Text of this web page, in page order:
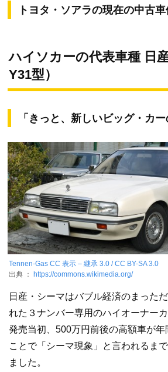
トヨタ・ソアラの現在の中古
ハイソカーの代表車種 日
Y31型）
「きっと、新しいビッグ・カー
Tennen-Gas CC 表示 – 継承 3.0 / CC BY-SA 3.0
出典 ：
https://commons.wikimedia.org/
日産・シーマはバブル経済のまった
れた３ナンバー専用のハイオーナーカ
発売当初、500万円前後の高額車が年
ことで「シーマ現象」と言われるま
ました。